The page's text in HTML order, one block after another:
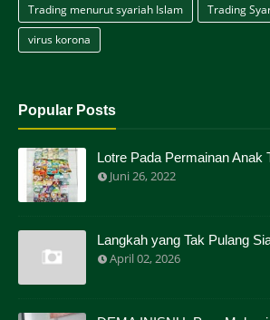
Trading menurut syariah Islam
Trading
virus korona
Popular Posts
Lotre Pada Permainan Anak
Juni 26, 2022
Langkah yang Tak Pulang
April 02, 2026